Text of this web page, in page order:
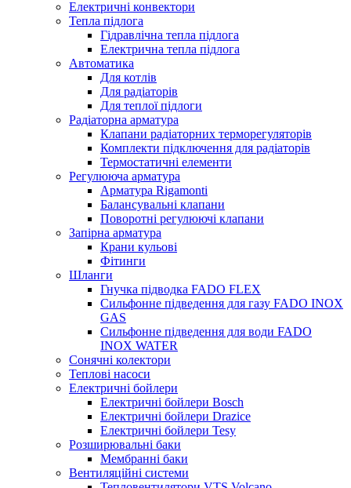
Електричні конвектори
Тепла підлога
Гідравлічна тепла підлога
Електрична тепла підлога
Автоматика
Для котлів
Для радіаторів
Для теплої підлоги
Радіаторна арматура
Клапани радіаторних терморегуляторів
Комплекти підключення для радіаторів
Термостатичні елементи
Регулююча арматура
Арматура Rigamonti
Балансувальні клапани
Поворотні регулюючі клапани
Запірна арматура
Крани кульові
Фітинги
Шланги
Гнучка підводка FADO FLEX
Сильфонне підведення для газу FADO INOX
GAS
Сильфонне підведення для води FADO
INOX WATER
Сонячні колектори
Теплові насоси
Електричні бойлери
Електричні бойлери Bosch
Електричні бойлери Drazice
Електричні бойлери Tesy
Розширювальні баки
Мембранні баки
Вентиляційні системи